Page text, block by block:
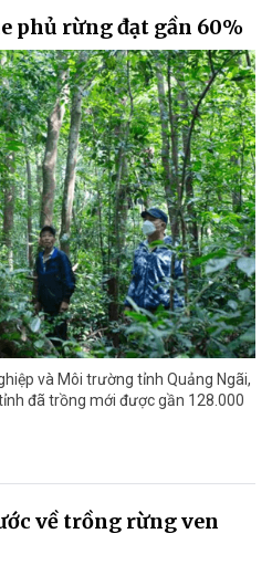
phủ rừng đạt gần 60%
và Môi trường tỉnh Quảng Ngãi,
đã trồng mới được gần 128.000
về trồng rừng ven